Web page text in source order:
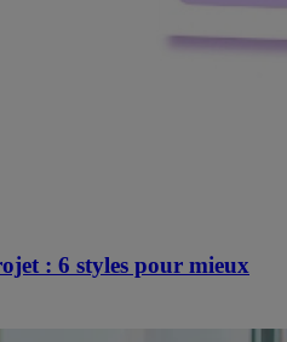
: 6 styles pour mieux